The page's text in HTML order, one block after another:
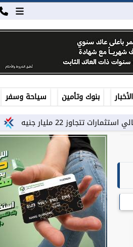
بنوك وتأمين
سياحة وسفر
شركة PLDG Development تفتح باب الحجز للمرحلة الثانية من مشروع «إطلالة» بمدينة...